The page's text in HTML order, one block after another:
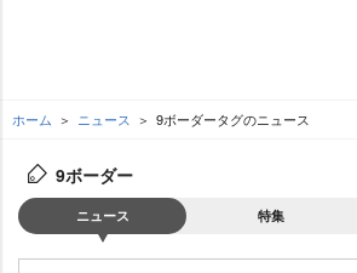
ホーム ニュース 9ボーダータグのニュース
9ボーダー
ニュース 特集